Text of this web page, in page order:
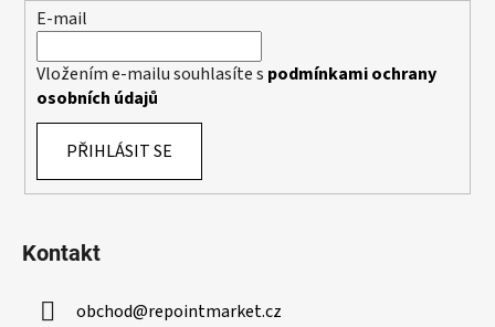
E-mail
Vložením e-mailu souhlasíte s podmínkami ochrany
osobních údajů
PŘIHLÁSIT SE
Kontakt
obchod@repointmarket.cz